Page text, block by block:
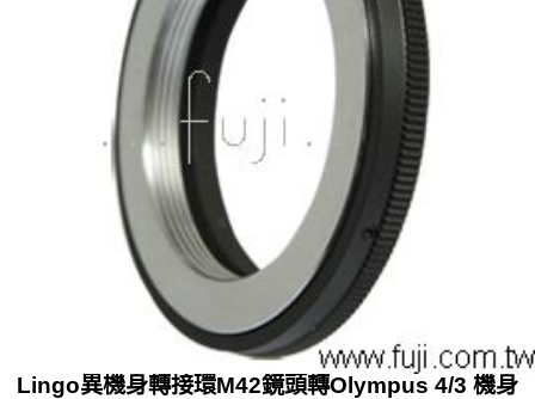
Lingo異機身轉接環M42鏡頭轉Olympus 4/3 機身